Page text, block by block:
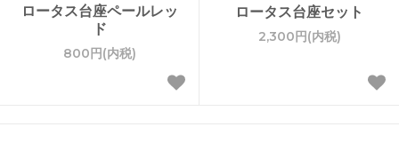
ロータス台座ペールレッ
ド
800円(内税)
ロータス台座セット
2,300円(内税)